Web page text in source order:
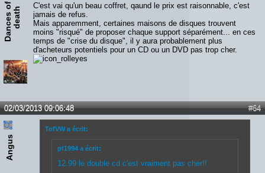
D
a
n
c
e
s
o
f
d
e
a
th
C'est vai qu'un beau coffret, qaund le prix est raisonnable, c'est
jamais de refus.
Mais apparemment, certaines maisons de disques trouvent
moins "risqué" de proposer chaque support séparément... en ces
temps de "crise du disque", il y aura probablement plus
d'acheteurs potentiels pour un CD ou un DVD pas trop cher.
#64
02/03/2013 09:06:48
Angus
TofVW a écrit:
pf1994 a écrit:
12.99 le double cd c'est vraiment pas cher!!